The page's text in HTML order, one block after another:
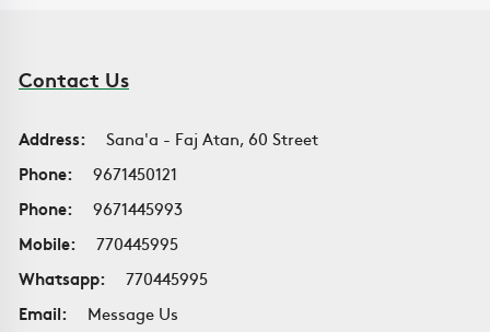
Contact Us
Address:
Sana'a - Faj Atan, 60 Street
Phone:
9671450121
Phone:
9671445993
Mobile:
770445995
Whatsapp:
770445995
Email:
Message Us